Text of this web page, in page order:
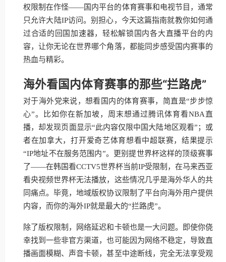
权限制在作怪——国内平台的体育赛事和电视节目，通常
只允许大陆IP访问。别担心，今天这篇指南就教你如何通
过合适的回国加速器，轻松解锁国内各大直播平台的内
容，让你无论在世界哪个角落，都能同步感受国内赛事的
热血与精彩。
海外看国内体育赛事的那些“拦路虎”
对于海外党来说，想看国内的体育赛事，简直是“步步惊
心”。比如你在新加坡，周末想通过腾讯体育看NBA直
播，却发现页面显示“此内容仅限中国大陆地区观看”；或
者在加拿大，打开爱奇艺体育想看中超联赛，结果提示
“IP地址不在服务范围内”。更别提世界杯这样的顶级赛事
了——在韩国看CCTV5世界杯当前IP受限制，在马来西亚
看央视频世界杯无法播放，这些情况几乎是海外华人的共
同痛点。毕竟，地域版权协议限制了平台向海外用户提供
内容，而你的海外IP就是最大的“拦路虎”。
除了版权限制，网络延迟和卡顿也是一大问题。即使你侥
幸找到一些非官方渠道，也可能因为网络不稳定，导致直
播画面模糊、声音卡顿，甚至中途断线，完全无法享受观